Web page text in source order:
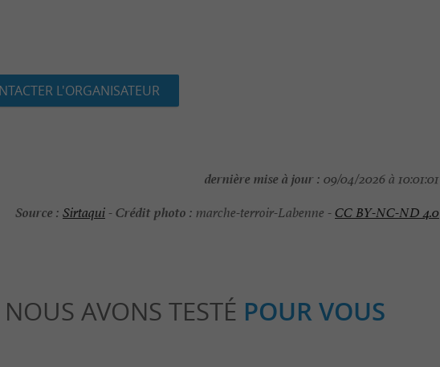
L'ORGANISATEUR
dernière mise à jour : 09/04/2026 à 10:01:01
Source : Sirtaqui-Crédit photo : marche-terroir-Labenne -CC BY-NC-ND 4.0
NOUS AVONS TESTÉ POUR VOUS